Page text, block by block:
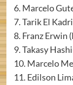
6. Marcelo
7. Tarik El
8. Franz Erwin
9. Takasy
10. Marcelo
11. Edilson